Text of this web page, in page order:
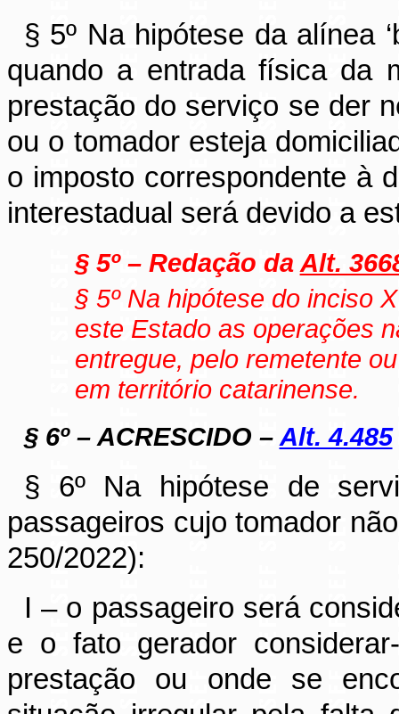
§ 5º Na hipótese da alínea
quando a entrada física da
prestação do serviço se der
ou o tomador esteja
o imposto correspondente à
interestadual será devido a
§ 5º – Redação da Alt.
§ 5º Na hipótese do inciso
este Estado as operações
entregue, pelo remetente
em território catarinense.
§ 6º – ACRESCIDO – Alt. 4.485
§ 6º Na hipótese de
passageiros cujo tomador
250/2022):
I – o passageiro será
e o fato gerador
prestação ou onde se